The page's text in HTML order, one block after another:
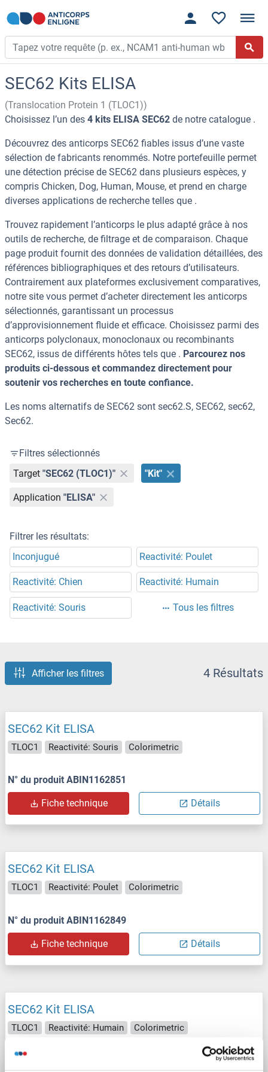
SEC62 Kits ELISA
(Translocation Protein 1 (TLOC1))
Choisissez l’un des 4 kits ELISA SEC62 de notre catalogue .
Découvrez des anticorps SEC62 fiables issus d’une vaste
sélection de fabricants renommés. Notre portefeuille permet
une détection précise de SEC62 dans plusieurs espèces, y
compris Chicken, Dog, Human, Mouse, et prend en charge
diverses applications de recherche telles que .
Trouvez rapidement l’anticorps le plus adapté grâce à nos
outils de recherche, de filtrage et de comparaison. Chaque
page produit fournit des données de validation détaillées, des
références bibliographiques et des retours d’utilisateurs.
Contrairement aux plateformes exclusivement comparatives,
notre site vous permet d’acheter directement les anticorps
sélectionnés, garantissant un processus
d’approvisionnement fluide et efficace. Choisissez parmi des
anticorps polyclonaux, monoclonaux ou recombinants
SEC62, issus de différents hôtes tels que . Parcourez nos
produits ci-dessous et commandez directement pour
soutenir vos recherches en toute confiance.
Les noms alternatifs de SEC62 sont sec62.S, SEC62, sec62,
Sec62.
Filtres sélectionnés
Target "SEC62 (TLOC1)" "Kit"
Application "ELISA"
Filtrer les résultats:
Inconjugué
Reactivité: Poulet
Reactivité: Chien Reactivité: Humain
Reactivité: Souris Tous les filtres
Afficher les filtres 4 Résultats
SEC62 Kit ELISA
TLOC1 Reactivité: Souris Colorimetric
N° du produit ABIN1162851
Fiche technique Détails
SEC62 Kit ELISA
TLOC1 Reactivité: Poulet Colorimetric
N° du produit ABIN1162849
Fiche technique Détails
SEC62 Kit ELISA
TLOC1 Reactivité: Humain Colorimetric